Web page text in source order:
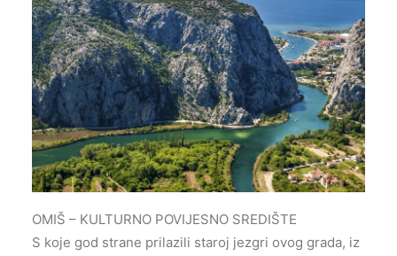
OMIŠ – KULTURNO POVIJESNO SREDIŠTE
S koje god strane prilazili staroj jezgri ovog grada, iz